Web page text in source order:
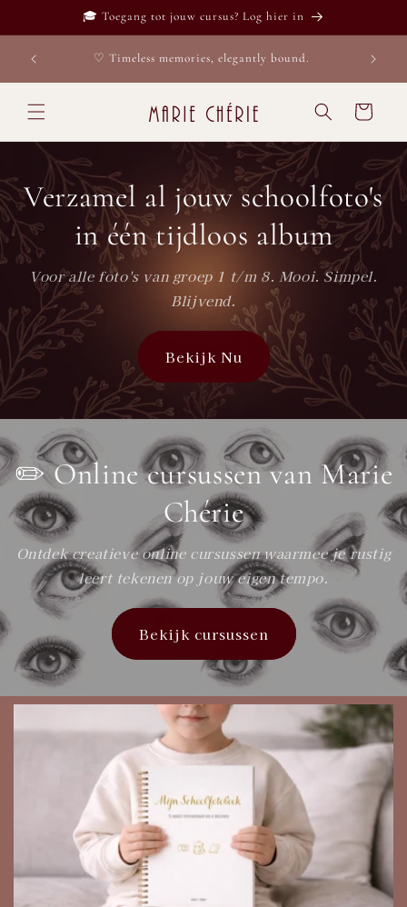
naar de
content
🎓 Toegang tot jouw cursus? Log hier in
♡ Timeless memories, elegantly bound.
Verzamel al jouw schoolfoto's
in één tijdloos album
Voor alle foto's van groep 1 t/m 8. Mooi. Simpel.
Blijvend.
Bekijk Nu
✏️ Online cursussen van Marie
Chérie
Ontdek creatieve online cursussen waarmee je rustig
leert tekenen op jouw eigen tempo.
Bekijk cursussen